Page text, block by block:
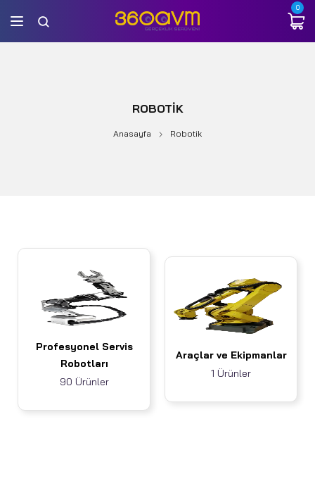
0
ROBOTIK
Anasayfa Robotik
Profesyonel Servis
Robotları
90 Ürünler
Araçlar ve Ekipmanlar
1 Ürünler